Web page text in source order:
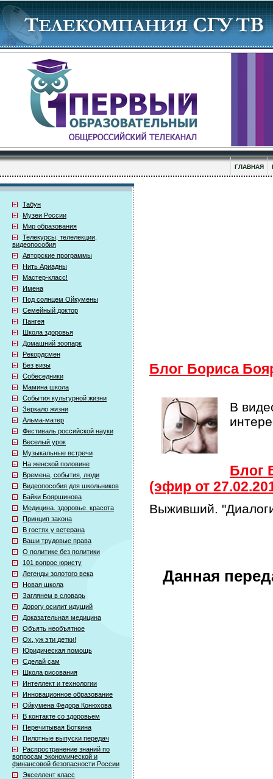
ГЛАВНАЯ
Табун
Музеи России
Мир образования
Телекурсы, телелекции,
видеопособия
Авторские программы
Нить Ариадны
Мастер-класс!
Имена
Под солнцем Ойкумены
Семейный доктор
Пангея
Школа здоровья
Домашний зоопарк
Рекордсмен
Без визы
Собеседники
Мамина школа
События культурной жизни
Зеркало жизни
Альма-матер
Фестиваль российской науки
Веселый урок
Музыкальные встречи
На женской половине
Времена, события, люди
Видеопособия для школьников
Байки Бояршинова
Медицина. здоровье. красота
Принцип закона
В гостях у ветерана
Ваши трудовые права
О политике без политики
101 вопрос юристу
Легенды золотого века
Новая школа
Заглянем в словарь
Дорогу осилит идущий
Доказательная медицина
Объять необъятное
Ох, уж эти детки!
Юридическая помощь
Сделай сам
Школа рисования
Интеллект и технологии
Инновационное образование
Ойкумена Федора Конюхова
В контакте со здоровьем
Перечитывая Боткина
Пилотные выпуски передач
Распространение знаний по
вопросам экономической и
финансовой безопасности России
Экселлент класс
Блог Бориса
В
Блог
(эфир от
Выживший.
Данная